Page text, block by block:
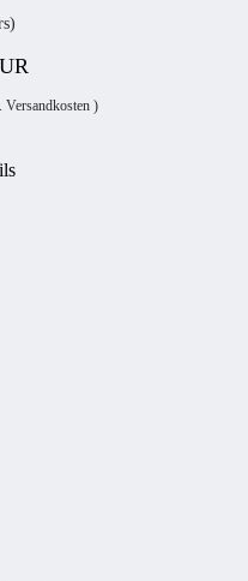
Versandkosten)